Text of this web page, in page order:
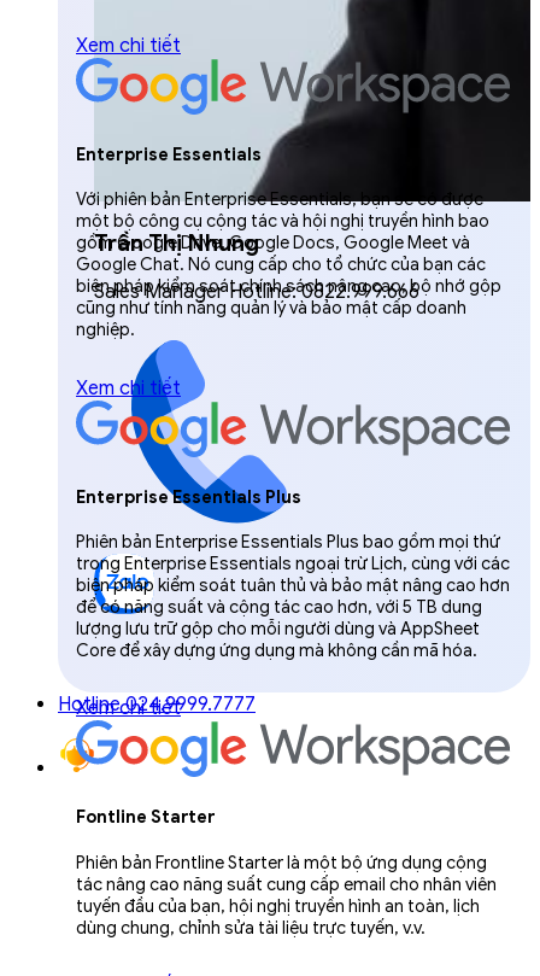
Trần Thị Nhung
Sales Manager Hotline: 0822.999.666
Hotline 024.9999.7777
Xem chi tiết
Enterprise Essentials
Với phiên bản Enterprise Essentials, bạn sẽ có được
một bộ công cụ cộng tác và hội nghị truyền hình bao
gồm Google Drive, Google Docs, Google Meet và
Google Chat. Nó cung cấp cho tổ chức của bạn các
biện pháp kiểm soát chính sách nâng cao, bộ nhớ gộp
cũng như tính năng quản lý và bảo mật cấp doanh
nghiệp.
Xem chi tiết
Enterprise Essentials Plus
Phiên bản Enterprise Essentials Plus bao gồm mọi thứ
trong Enterprise Essentials ngoại trừ Lịch, cùng với các
biện pháp kiểm soát tuân thủ và bảo mật nâng cao hơn
để có năng suất và cộng tác cao hơn, với 5 TB dung
lượng lưu trữ gộp cho mỗi người dùng và AppSheet
Core để xây dựng ứng dụng mà không cần mã hóa.
Xem chi tiết
Fontline Starter
Phiên bản Frontline Starter là một bộ ứng dụng cộng
tác nâng cao năng suất cung cấp email cho nhân viên
tuyến đầu của bạn, hội nghị truyền hình an toàn, lịch
dùng chung, chỉnh sửa tài liệu trực tuyến, v.v.